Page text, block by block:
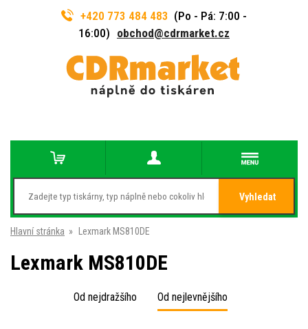
+420 773 484 483 (Po - Pá: 7:00 -
16:00) obchod@cdrmarket.cz
Vyhledat
Hlavní stránka » Lexmark MS810DE
Lexmark MS810DE
Od nejdražšího Od nejlevnějšího